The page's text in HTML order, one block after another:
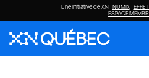
Une initiative de XN NUMIX
ESPACE